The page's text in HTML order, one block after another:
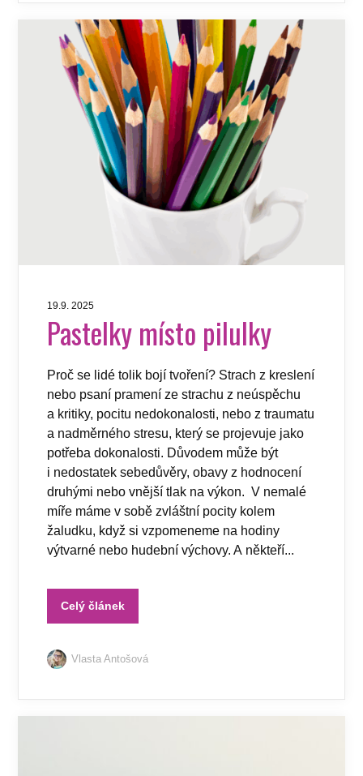
19.9. 2025
Pastelky místo pilulky
Proč se lidé tolik bojí tvoření? Strach z kreslení
nebo psaní pramení ze strachu z neúspěchu
a kritiky, pocitu nedokonalosti, nebo z traumatu
a nadměrného stresu, který se projevuje jako
potřeba dokonalosti. Důvodem může být
i nedostatek sebedůvěry, obavy z hodnocení
druhými nebo vnější tlak na výkon. V nemalé
míře máme v sobě zvláštní pocity kolem
žaludku, když si vzpomeneme na hodiny
výtvarné nebo hudební výchovy. A někteří...
Celý článek
Vlasta Antošová